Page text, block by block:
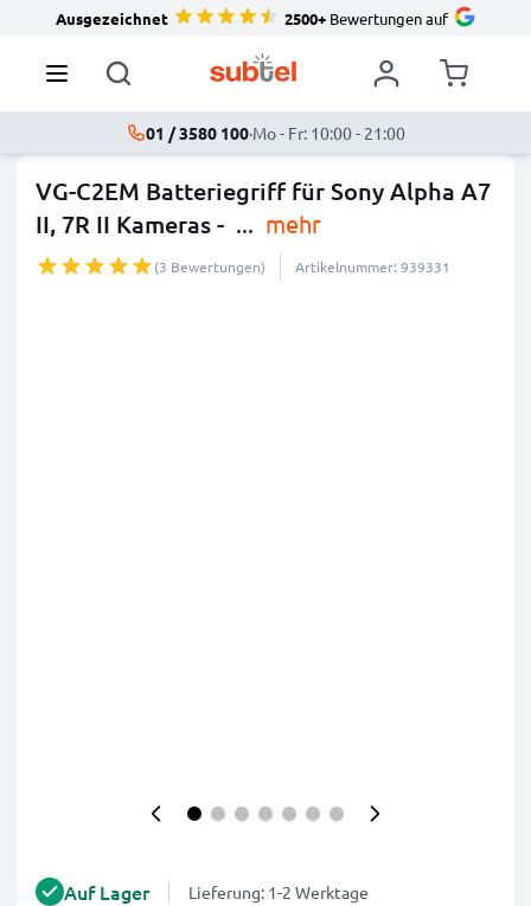
Ausgezeichnet 2500+Bewertungen auf
01 / 3580 100·Mo - Fr: 10:00 - 21:00
VG-C2EM Batteriegriff für Sony Alpha A7
II, 7R II Kameras - ... mehr
(3 Bewertungen) Artikelnummer: 939331
Auf Lager Lieferung: 1-2 Werktage